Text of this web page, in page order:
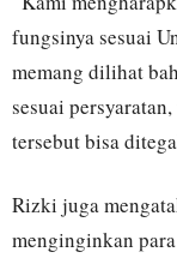
fungsinya sesuai
memang dilihat
sesuai
tersebut bisa
Rizki juga
menginginkan